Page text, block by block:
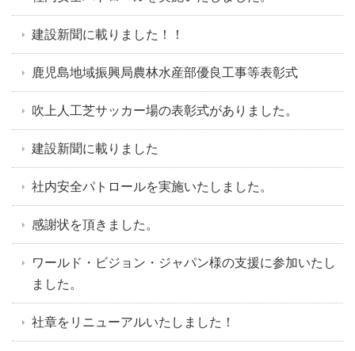
建設新聞に載りました！！
鹿児島地域振興局農林水産部優良工事等表彰式
吹上人工芝サッカー場の表彰式がありました。
建設新聞に載りました
社内安全パトロールを実施いたしました。
感謝状を頂きました。
ワールド・ビジョン・ジャパン様の支援に参加いたし
ました。
社章をリニューアルいたしました！